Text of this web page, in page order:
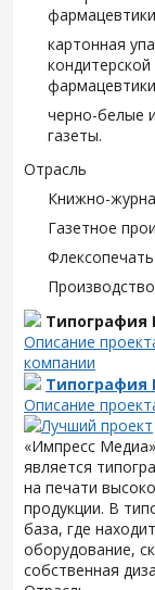
картонная
черно-белые
газеты.
Отрасль
Книжно-
Газетное
Типография
Описание
компании
Типография
Описание
«Импресс
является
на печати
продукции. В
база, где
оборудование,
собственная